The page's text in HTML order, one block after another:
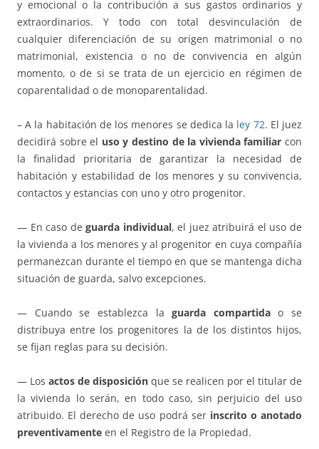
y emocional o la contribución a sus gastos ordinarios y
extraordinarios. Y todo con total desvinculación de
cualquier diferenciación de su origen matrimonial o no
matrimonial, existencia o no de convivencia en algún
momento, o de si se trata de un ejercicio en régimen de
coparentalidad o de monoparentalidad.
– A la habitación de los menores se dedica la ley 72. El juez
decidirá sobre el uso y destino de la vivienda familiar con
la finalidad prioritaria de garantizar la necesidad de
habitación y estabilidad de los menores y su convivencia,
contactos y estancias con uno y otro progenitor.
— En caso deguarda individual, el juez atribuirá el uso de
la vivienda a los menores y al progenitor en cuya compañía
permanezcan durante el tiempo en que se mantenga dicha
situación de guarda, salvo excepciones.
— Cuando se establezca laguarda compartidao se
distribuya entre los progenitores la de los distintos hijos,
se fijan reglas para su decisión.
— Los actos de disposición que se realicen por el titular de
la vivienda lo serán, en todo caso, sin perjuicio del uso
atribuido. El derecho de uso podrá ser inscrito o anotado
preventivamente en el Registro de la Propiedad.